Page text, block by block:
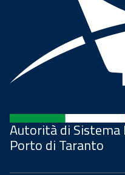
Autorità di Sistema
Porto di Taranto